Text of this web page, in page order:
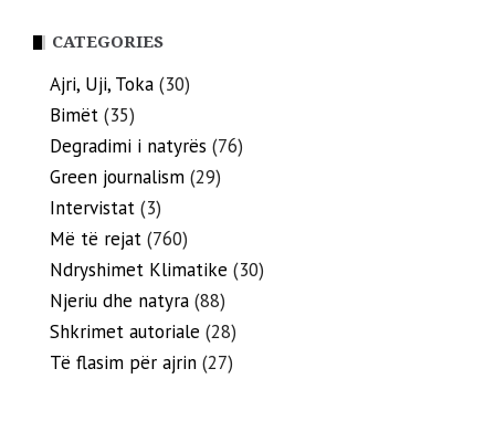
CATEGORIES
Ajri, Uji, Toka (30)
Bimët (35)
Degradimi i natyrës (76)
Green journalism (29)
Intervistat (3)
Më të rejat (760)
Ndryshimet Klimatike (30)
Njeriu dhe natyra (88)
Shkrimet autoriale (28)
Të flasim për ajrin (27)